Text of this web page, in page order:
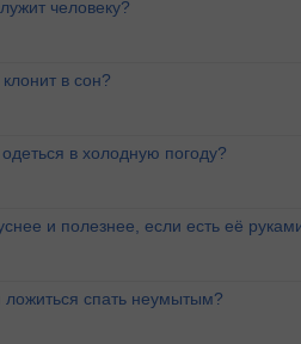
человеку?
в сон?
в холодную погоду?
и полезнее, если есть её
ложиться спать неумытым?